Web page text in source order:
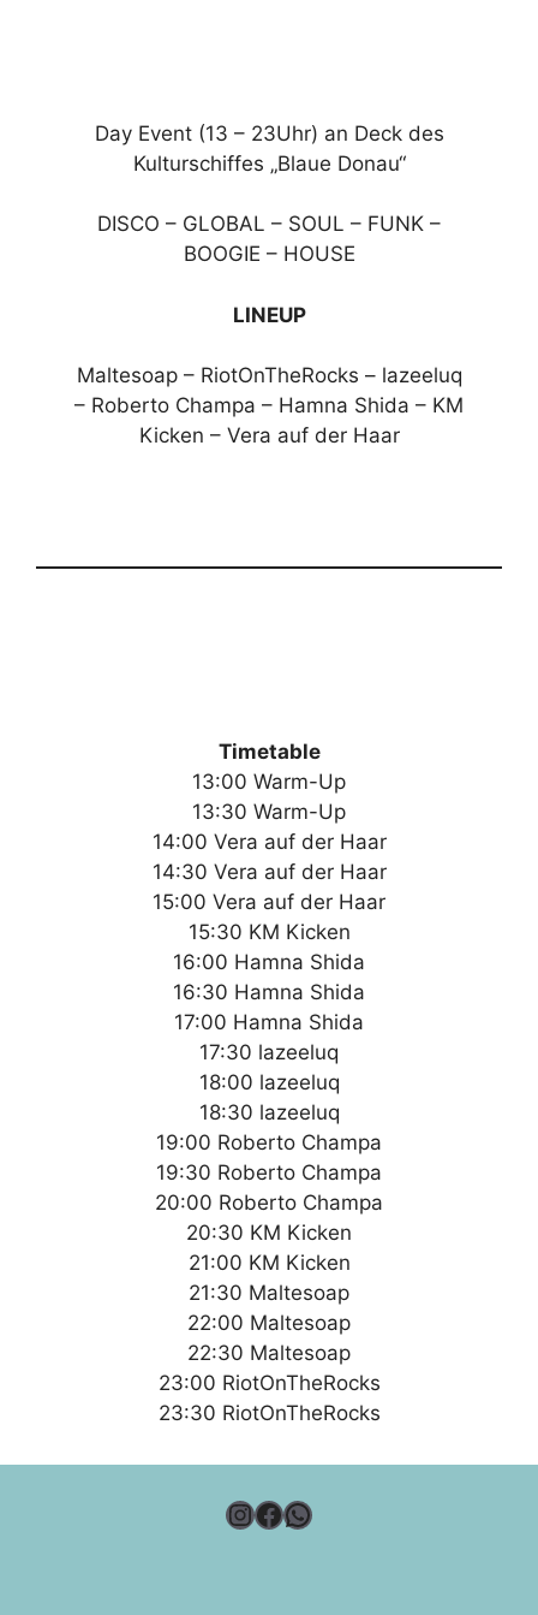
Day Event (13 – 23Uhr) an Deck des
Kulturschiffes „Blaue Donau“
DISCO – GLOBAL – SOUL – FUNK –
BOOGIE – HOUSE
LINEUP
Maltesoap – RiotOnTheRocks – lazeeluq
– Roberto Champa – Hamna Shida – KM
Kicken – Vera auf der Haar
Timetable
13:00 Warm-Up
13:30 Warm-Up
14:00 Vera auf der Haar
14:30 Vera auf der Haar
15:00 Vera auf der Haar
15:30 KM Kicken
16:00 Hamna Shida
16:30 Hamna Shida
17:00 Hamna Shida
17:30 lazeeluq
18:00 lazeeluq
18:30 lazeeluq
19:00 Roberto Champa
19:30 Roberto Champa
20:00 Roberto Champa
20:30 KM Kicken
21:00 KM Kicken
21:30 Maltesoap
22:00 Maltesoap
22:30 Maltesoap
23:00 RiotOnTheRocks
23:30 RiotOnTheRocks
InstagramFacebook WhatsApp